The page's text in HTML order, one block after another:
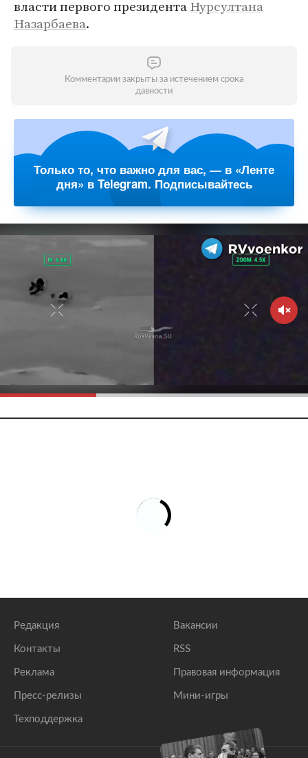
власти первого президентаНурсултана
Назарбаева.
Комментарии закрыты за истечением срока
давности
Только то, что важно для вас, — в «Ленте
дня» в Telegram. Подписывайтесь
Редакция
Контакты
Реклама
Пресс-релизы
Техподдержка
Вакансии
RSS
Правовая информация
Мини-игры